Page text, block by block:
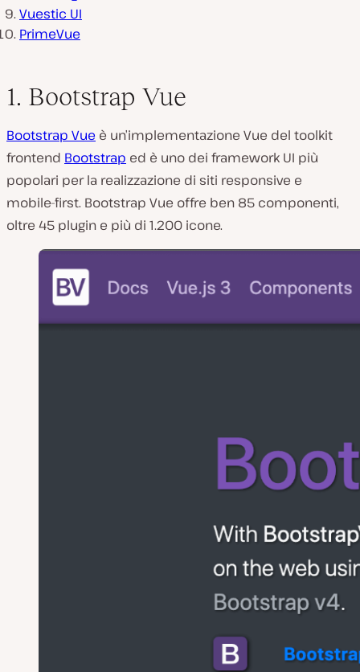
Vuestic UI
PrimeVue
1. Bootstrap Vue
Bootstrap Vue è un’implementazione Vue del toolkit
frontend Bootstrap ed è uno dei framework UI più
popolari per la realizzazione di siti responsive e
mobile-first. Bootstrap Vue offre ben 85 componenti,
oltre 45 plugin e più di 1.200 icone.